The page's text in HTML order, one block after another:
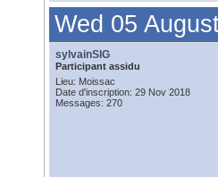
Wed 05
sylvainSIG
Participant assidu
Lieu: Moissac
Date d'inscription: 29 Nov 2018
Messages: 270